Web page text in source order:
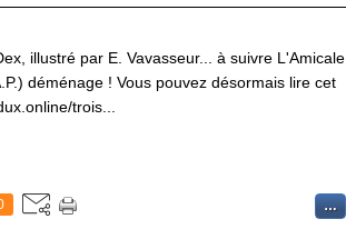
illustré par E. Vavasseur... à suivre L'Amicale
déménage ! Vous pouvez désormais lire cet
trois...
…